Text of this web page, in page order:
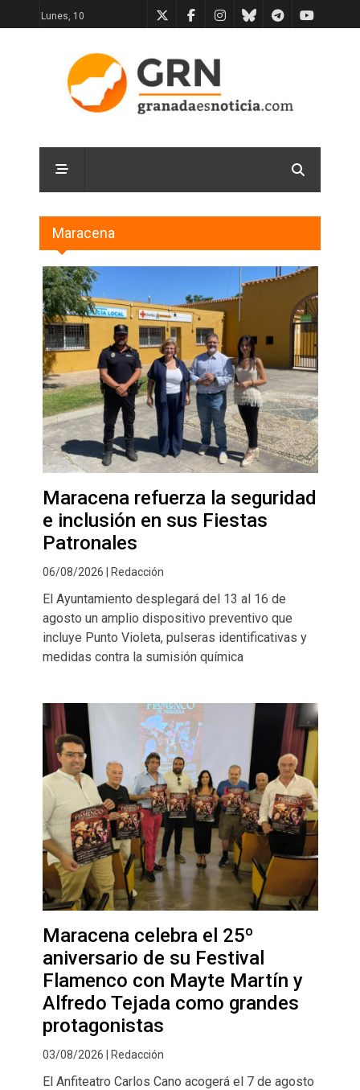
Lunes, 10
Maracena
Maracena refuerza la seguridad
e inclusión en sus Fiestas
Patronales
06/08/2026 | Redacción
El Ayuntamiento desplegará del 13 al 16 de
agosto un amplio dispositivo preventivo que
incluye Punto Violeta, pulseras identificativas y
medidas contra la sumisión química
Maracena celebra el 25º
aniversario de su Festival
Flamenco con Mayte Martín y
Alfredo Tejada como grandes
protagonistas
03/08/2026 | Redacción
El Anfiteatro Carlos Cano acogerá el 7 de agosto